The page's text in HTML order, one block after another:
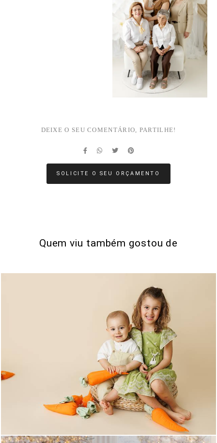
DEIXE O SEU COMENTÁRIO, PARTILHE!
SOLICITE O SEU ORÇAMENTO
Quem viu também gostou de
0